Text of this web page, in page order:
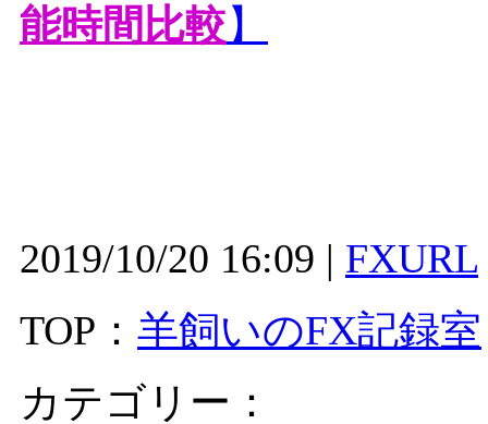
能時間比較】
2019/10/20 16:09 | FXURL
TOP： 羊飼いのFX記録室
カテゴリー：